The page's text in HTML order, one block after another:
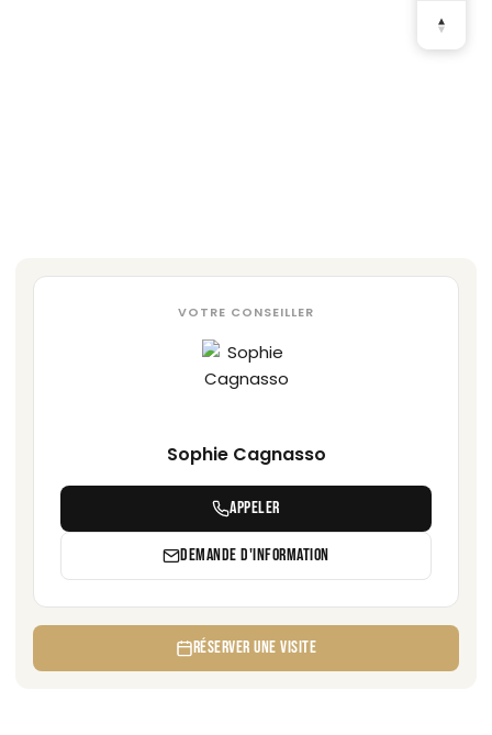
VOTRE CONSEILLER
Sophie Cagnasso
APPELER
DEMANDE D'INFORMATION
RÉSERVER UNE VISITE